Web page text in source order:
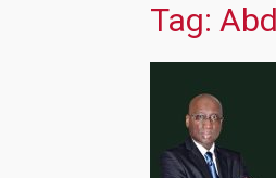
Tag: